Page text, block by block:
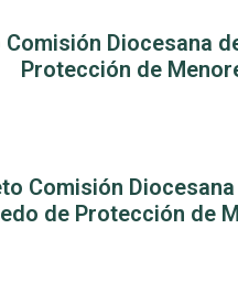
Diocesana
Protección de
Comisión
de Protección de